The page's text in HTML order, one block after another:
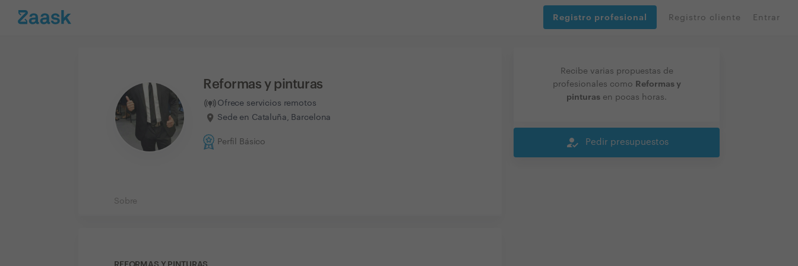
Registro profesional Registro cliente Entrar
Reformas y pinturas
Ofrece servicios remotos
Sede en Cataluña, Barcelona
Perfil Básico
Sobre
Recibe varias propuestas de
profesionales como Reformas y
pinturas en pocas horas.
how_to_reg Pedir presupuestos